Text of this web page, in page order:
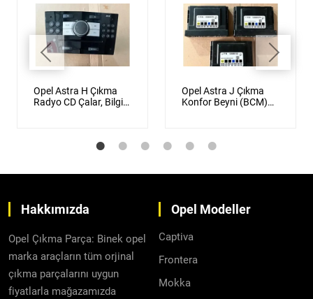
Opel Astra H Çıkma
Radyo CD Çalar, Bilgi
Opel Astra J Çıkma
Konfor Beyni (BCM)
Hakkımızda
Opel Çıkma Parça: Binek opel
marka araçların tüm orjinal
çıkma parçalarını uygun
fiyatlarla mağazamızda
Opel Modeller
Captiva
Frontera
Mokka